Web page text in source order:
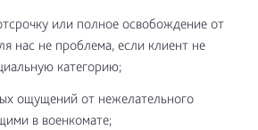
или полное освобождение от
нас не проблема, если клиент не
категорию;
ощущений от нежелательного
в военкомате;